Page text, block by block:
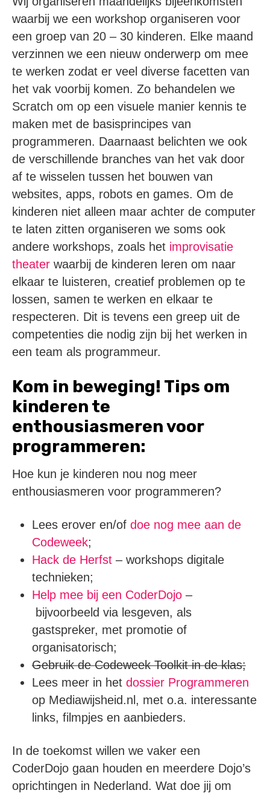
waarbij we een workshop organiseren voor
een groep van 20 – 30 kinderen. Elke maand
verzinnen we een nieuw onderwerp om mee
te werken zodat er veel diverse facetten van
het vak voorbij komen. Zo behandelen we
Scratch om op een visuele manier kennis te
maken met de basisprincipes van
programmeren. Daarnaast belichten we ook
de verschillende branches van het vak door
af te wisselen tussen het bouwen van
websites, apps, robots en games. Om de
kinderen niet alleen maar achter de computer
te laten zitten organiseren we soms ook
andere workshops, zoals het improvisatie
theater waarbij de kinderen leren om naar
elkaar te luisteren, creatief problemen op te
lossen, samen te werken en elkaar te
respecteren. Dit is tevens een greep uit de
competenties die nodig zijn bij het werken in
een team als programmeur.
Kom in beweging! Tips om
kinderen te
enthousiasmeren voor
programmeren:
Hoe kun je kinderen nou nog meer
enthousiasmeren voor programmeren?
Lees erover en/of doe nog mee aan de
Codeweek;
Hack de Herfst– workshops digitale
technieken;
Help mee bij een CoderDojo–
bijvoorbeeld via lesgeven, als
gastspreker, met promotie of
organisatorisch;
Gebruik de Codeweek Toolkit in de klas;
Lees meer in het dossier Programmeren
op Mediawijsheid.nl, met o.a. interessante
links, filmpjes en aanbieders.
In de toekomst willen we vaker een
CoderDojo gaan houden en meerdere Dojo’s
oprichtingen in Nederland. Wat doe jij om